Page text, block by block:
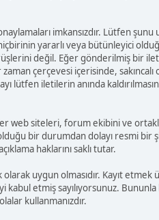
imkansızdır. Lütfen şunu
yararlı veya bütünleyici
değil. Eğer gönderilmiş bir
çerçevesi içerisinde, sakıncalı
iletilerin anında
web siteleri, forum ekibini ve
bir durumdan dolayı resmi bir
haklarını saklı tutar.
uygun olmasıdır. Kayıt etmek
etmiş sayılıyorsunuz. Bununla
kullanmanızdır.